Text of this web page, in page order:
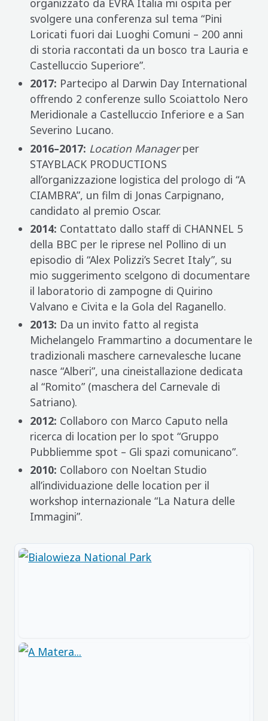
svolgere una conferenza sul tema “Pini
Loricati fuori dai Luoghi Comuni – 200 anni
di storia raccontati da un bosco tra Lauria e
Castelluccio Superiore”.
2017: Partecipo al Darwin Day International
offrendo 2 conferenze sullo Scoiattolo Nero
Meridionale a Castelluccio Inferiore e a San
Severino Lucano.
2016–2017: Location Managerper
STAYBLACK PRODUCTIONS
all’organizzazione logistica del prologo di “A
CIAMBRA”, un film di Jonas Carpignano,
candidato al premio Oscar.
2014: Contattato dallo staff di CHANNEL 5
della BBC per le riprese nel Pollino di un
episodio di “Alex Polizzi’s Secret Italy”, su
mio suggerimento scelgono di documentare
il laboratorio di zampogne di Quirino
Valvano e Civita e la Gola del Raganello.
2013: Da un invito fatto al regista
Michelangelo Frammartino a documentare le
tradizionali maschere carnevalesche lucane
nasce “Alberi”, una cineistallazione dedicata
al “Romito” (maschera del Carnevale di
Satriano).
2012: Collaboro con Marco Caputo nella
ricerca di location per lo spot “Gruppo
Pubbliemme spot – Gli spazi comunicano”.
2010: Collaboro con Noeltan Studio
all’individuazione delle location per il
workshop internazionale “La Natura delle
Immagini”.